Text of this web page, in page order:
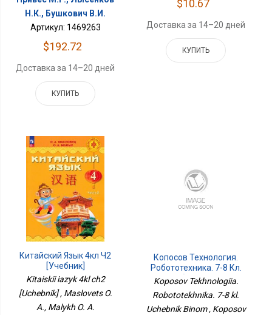
Н.К., Бушкович В.И.
Артикул: 1469263
$192.72
Доставка за 14–20 дней
КУПИТЬ
$10.67
Доставка за 14–20 дней
КУПИТЬ
Китайский Язык 4кл Ч2
[Учебник]
Kitaiskii iazyk 4kl ch2
[Uchebnik] , Maslovets O.
A., Malykh O. A.
Копосов Технология.
Робототехника. 7-8 Кл.
Учебник Бином
Koposov Tekhnologiia.
Robototekhnika. 7-8 kl.
Uchebnik Binom , Koposov